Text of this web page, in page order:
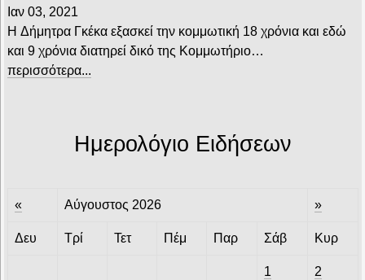
Ιαν 03, 2021
H Δήμητρα Γκέκα εξασκεί την κομμωτική 18 χρόνια και εδώ
και 9 χρόνια διατηρεί δικό της Κομμωτήριο…
περισσότερα...
Ημερολόγιο Ειδήσεων
« Αύγουστος 2026 »
Δευ Τρί Τετ Πέμ Παρ Σάβ Κυρ
1 2